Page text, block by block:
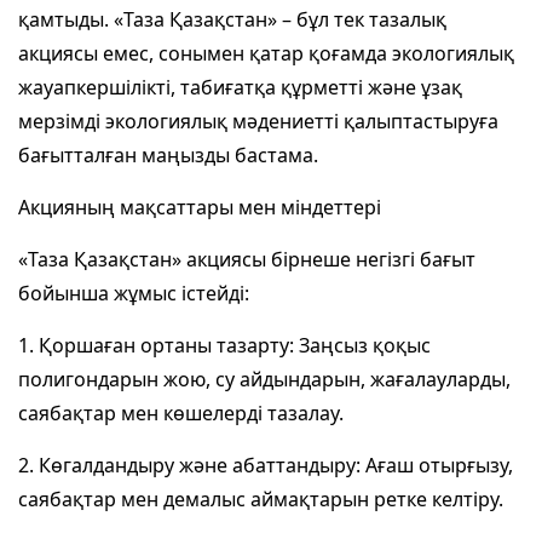
қамтыды. «Таза Қазақстан» – бұл тек тазалық
акциясы емес, сонымен қатар қоғамда экологиялық
жауапкершілікті, табиғатқа құрметті және ұзақ
мерзімді экологиялық мәдениетті қалыптастыруға
бағытталған маңызды бастама.
Акцияның мақсаттары мен міндеттері
«Таза Қазақстан» акциясы бірнеше негізгі бағыт
бойынша жұмыс істейді:
1. Қоршаған ортаны тазарту: Заңсыз қоқыс
полигондарын жою, су айдындарын, жағалауларды,
саябақтар мен көшелерді тазалау.
2. Көгалдандыру және абаттандыру: Ағаш отырғызу,
саябақтар мен демалыс аймақтарын ретке келтіру.